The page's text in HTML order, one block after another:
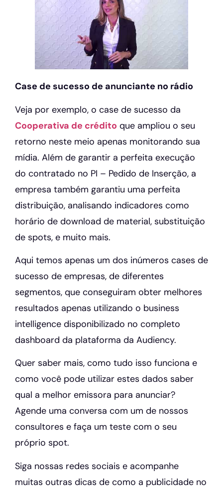
Case de sucesso de anunciante no rádio
Veja por exemplo, o case de sucesso da
Cooperativa de crédito que ampliou o seu
retorno neste meio apenas monitorando sua
mídia. Além de garantir a perfeita execução
do contratado no PI – Pedido de Inserção, a
empresa também garantiu uma perfeita
distribuição, analisando indicadores como
horário de download de material, substituição
de spots, e muito mais.
Aqui temos apenas um dos inúmeros cases de
sucesso de empresas, de diferentes
segmentos, que conseguiram obter melhores
resultados apenas utilizando o business
intelligence disponibilizado no completo
dashboard da plataforma da Audiency.
Quer saber mais, como tudo isso funciona e
como você pode utilizar estes dados saber
qual a melhor emissora para anunciar?
Agende uma conversa com um de nossos
consultores e faça um teste com o seu
próprio spot.
Siga nossas redes sociais e acompanhe
muitas outras dicas de como a publicidade no